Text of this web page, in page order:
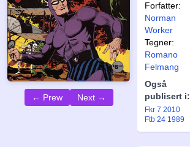
← Prew Next →
Forfatter:
Norman
Worker
Tegner:
Romano
Felmang
Også
publisert i:
Fkr 7 2010
Ftb 24 1989